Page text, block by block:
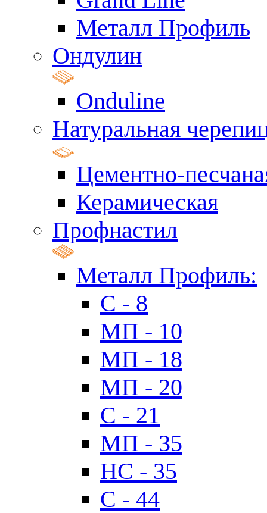
Металл Профиль
Ондулин
Onduline
Натуральная
Цементно-
Керамическая
Профнастил
Металл Профиль:
C - 8
МП - 10
МП - 18
МП - 20
C - 21
МП - 35
HC - 35
C - 44